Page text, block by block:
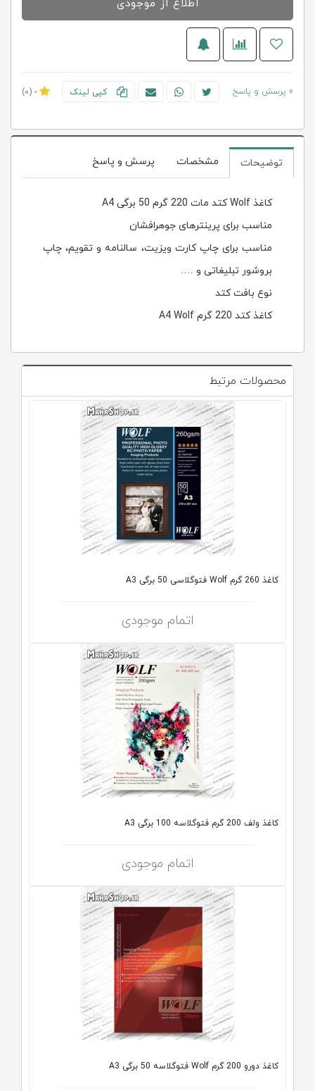
اطلاع از موجودی
0 پرسش و پاسخ کپی لینک -
(0)
توضیحات مشخصات پرسش و پاسخ
کاغذ Wolf کتد مات 220 گرم 50 برگی A4
مناسب برای پرینترهای جوهرافشان
مناسب برای چاپ کارت ویزیت، سالنامه و تقویم، چاپ
بروشور تبلیغاتی و ….
نوع بافت کتد
کاغذ کتد 220 گرم A4 Wolf
محصولات مرتبط
کاغذ 260 گرم Wolf فتوگلاسی 50 برگی A3
اتمام موجودی
کاغذ ولف 200 گرم فتوگلاسه 100 برگی A3
اتمام موجودی
کاغذ دورو 200 گرم Wolf فتوگلاسه 50 برگی A3